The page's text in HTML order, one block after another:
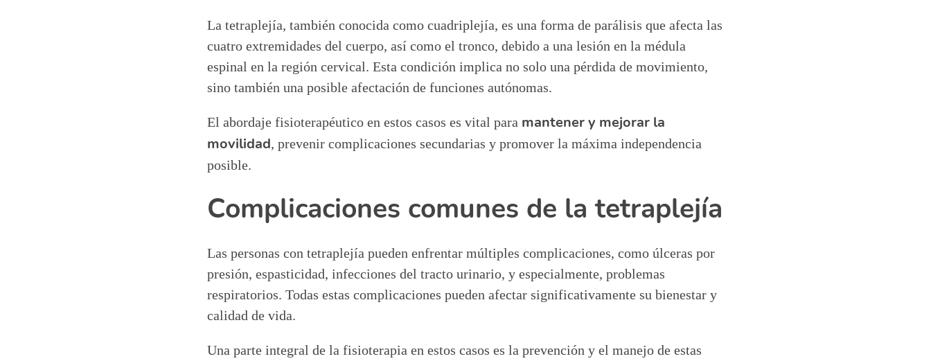
La tetraplejía, también conocida como cuadriplejía, es una forma de parálisis que afecta las
cuatro extremidades del cuerpo, así como el tronco, debido a una lesión en la médula
espinal en la región cervical. Esta condición implica no solo una pérdida de movimiento,
sino también una posible afectación de funciones autónomas.
El abordaje fisioterapéutico en estos casos es vital para mantener y mejorar la
movilidad, prevenir complicaciones secundarias y promover la máxima independencia
posible.
Complicaciones comunes de la tetraplejía
Las personas con tetraplejía pueden enfrentar múltiples complicaciones, como úlceras por
presión, espasticidad, infecciones del tracto urinario, y especialmente, problemas
respiratorios. Todas estas complicaciones pueden afectar significativamente su bienestar y
calidad de vida.
Una parte integral de la fisioterapia en estos casos es la prevención y el manejo de estas